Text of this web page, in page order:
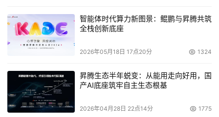
置时间，维持服务水准的套装外，这些解决方案可以加强储
存资源的利用率，简化管理作业，提供因应讯息万变容量需
求的弹性。
v2 SP2&SP3是中央化应用软件架构的Storage Area
Network (SAN)监控与管理解决方案。可提供直觉式、网
络架构接口，集合HP加值SAN管理应用软件，让使用者随
智能体时代算力新图景：鲲鹏与昇腾共筑
全栈创新底座
2026年05月18日 17点20分 1324
昇腾生态半年蜕变：从能用走向好用，国
产AI底座筑牢自主生态根基
2026年04月28日 22点14分 1775